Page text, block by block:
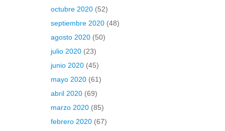
octubre 2020 (52)
septiembre 2020 (48)
agosto 2020 (50)
julio 2020 (23)
junio 2020 (45)
mayo 2020 (61)
abril 2020 (69)
marzo 2020 (85)
febrero 2020 (67)